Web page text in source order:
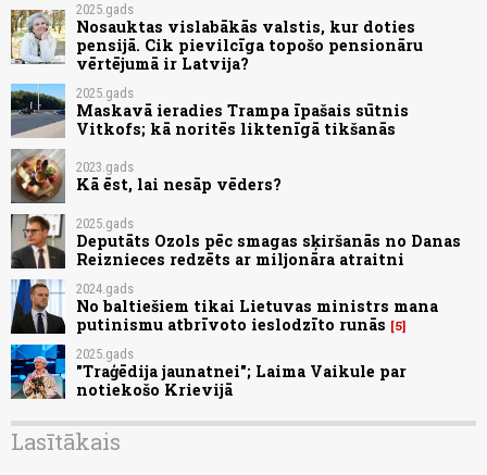
2025.gads
Nosauktas vislabākās valstis, kur doties
pensijā. Cik pievilcīga topošo pensionāru
vērtējumā ir Latvija?
2025.gads
Maskavā ieradies Trampa īpašais sūtnis
Vitkofs; kā noritēs liktenīgā tikšanās
2023.gads
Kā ēst, lai nesāp vēders?
2025.gads
Deputāts Ozols pēc smagas sķiršanās no Danas
Reiznieces redzēts ar miljonāra atraitni
2024.gads
No baltiešiem tikai Lietuvas ministrs mana
putinismu atbrīvoto ieslodzīto runās
5
2025.gads
"Traģēdija jaunatnei"; Laima Vaikule par
notiekošo Krievijā
Lasītākais